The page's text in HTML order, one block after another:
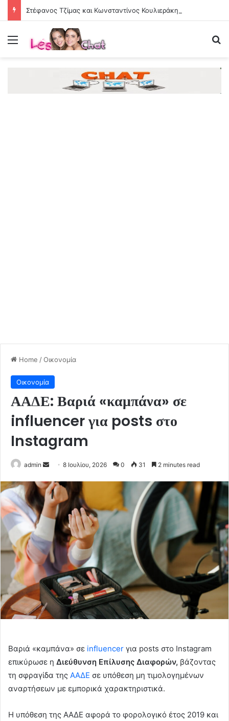
Menu
Home /Οικονομία
Οικονομία
ΑΑΔΕ: Βαριά «καμπάνα» σε
influencer για posts στο
Instagram
admin
Send
email
8 Ιουλίου, 2026 0 31 2 minutes read
Βαριά «καμπάνα» σε influencer για posts στο Instagram
επικύρωσε η Διεύθυνση Επίλυσης Διαφορών, βάζοντας
τη σφραγίδα της ΑΑΔΕ σε υπόθεση μη τιμολογημένων
αναρτήσεων με εμπορικά χαρακτηριστικά.
Η υπόθεση της ΑΑΔΕ αφορά το φορολογικό έτος 2019 και